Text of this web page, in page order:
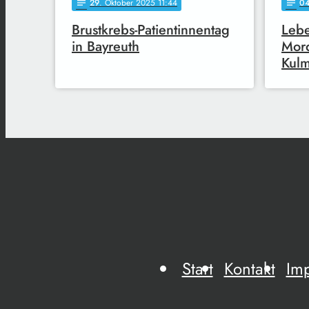
notes 29. Oktober 2025 11:44
Brustkrebs-Patientinnentag
in Bayreuth
notes 04
Start Kontakt